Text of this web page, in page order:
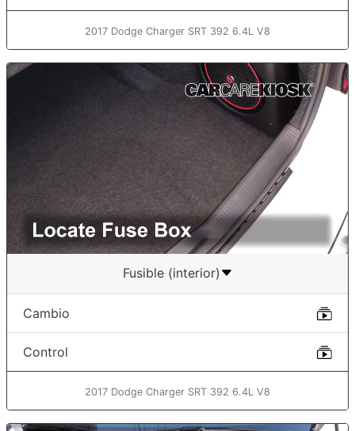
2017 Dodge Charger SRT 392 6.4L V8
Fusible (interior)
Cambio
Control
2017 Dodge Charger SRT 392 6.4L V8